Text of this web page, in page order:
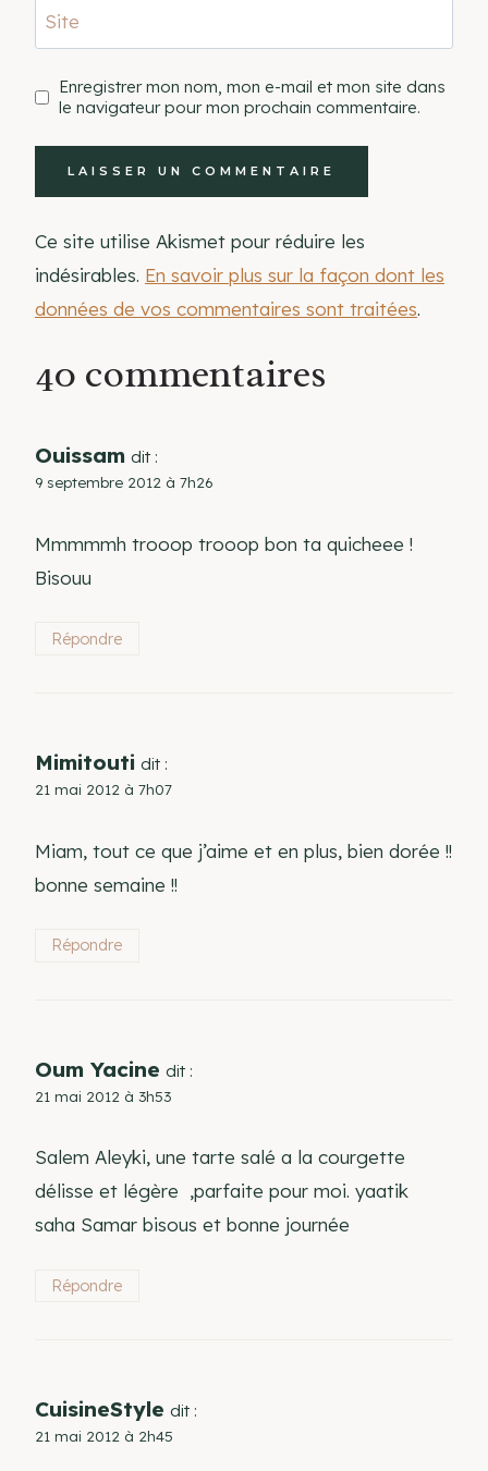
Site
Enregistrer mon nom, mon e-mail et mon site dans
le navigateur pour mon prochain commentaire.
Ce site utilise Akismet pour réduire les
indésirables. En savoir plus sur la façon dont les
données de vos commentaires sont traitées.
40 commentaires
Ouissam dit :
9 septembre 2012 à 7h26
Mmmmmh trooop trooop bon ta quicheee !
Bisouu
Répondre
Mimitouti dit :
21 mai 2012 à 7h07
Miam, tout ce que j’aime et en plus, bien dorée !!
bonne semaine !!
Répondre
Oum Yacine dit :
21 mai 2012 à 3h53
Salem Aleyki, une tarte salé a la courgette
délisse et légère ,parfaite pour moi. yaatik
saha Samar bisous et bonne journée
Répondre
CuisineStyle dit :
21 mai 2012 à 2h45